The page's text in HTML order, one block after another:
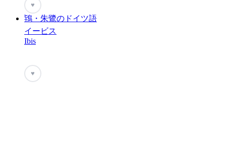
♥
鴇・朱鷺のドイツ語
イービス
Ibis
♥